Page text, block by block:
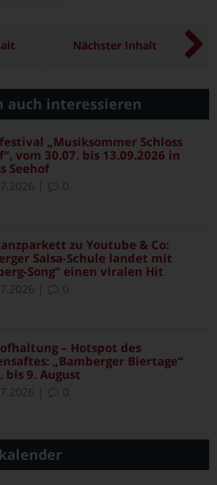
Nächster Inhalt
auch interessieren
„Musiksommer Schloss
vom 30.07. bis 13.09.2026 in
Seehof
0
zu Youtube & Co:
Salsa-Schule landet mit
Song“ einen viralen Hit
0
– Hotspot des
„Bamberger Biertage“
bis 9. August
0